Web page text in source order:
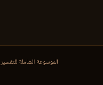
الموسوعة الشاملة للتفسير